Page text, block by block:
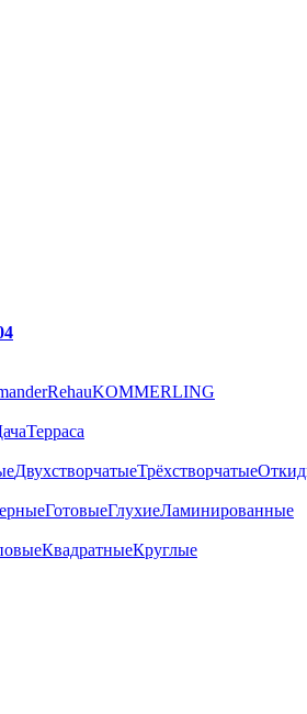
RehauKOMMERLING
Терраса
ДвухстворчатыеТрёхстворчатые
ГотовыеГлухиеЛаминированные
КвадратныеКруглые